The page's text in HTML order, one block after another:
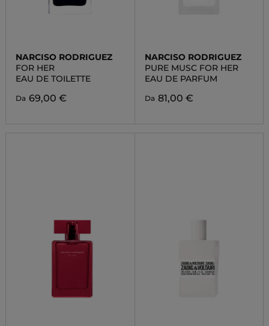
NARCISO RODRIGUEZ
FOR HER
EAU DE TOILETTE
Da 69,00 €
NARCISO RODRIGUEZ
PURE MUSC FOR HER
EAU DE PARFUM
Da 81,00 €